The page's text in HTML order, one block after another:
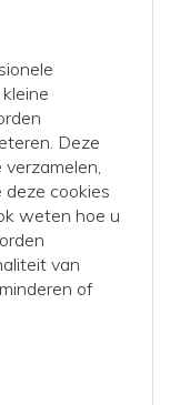
Deze
cookies
weten hoe u
van
of